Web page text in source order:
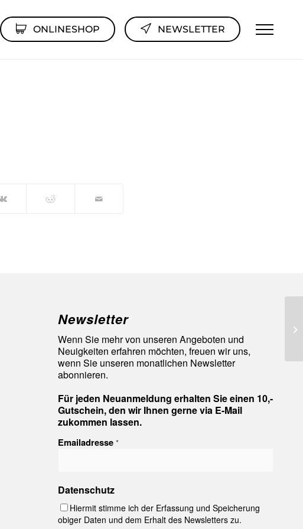
ONLINESHOP NEWSLETTER
Newsletter
Wenn Sie mehr von unseren Angeboten und
Neuigkeiten erfahren möchten, freuen wir uns,
wenn Sie unseren monatlichen Newsletter
abonnieren.
Für jeden Neuanmeldung erhalten Sie einen 10,-
Gutschein, den wir Ihnen gerne via E-Mail
zukommen lassen.
Emailadresse*
Datenschutz
Hiermit stimme ich der Erfassung und Speicherung
obiger Daten und dem Erhalt des Newsletters zu.